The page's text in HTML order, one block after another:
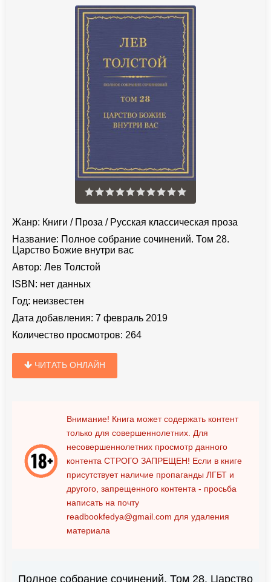
Жанр: Книги / Проза / Русская классическая проза
Название: Полное собрание сочинений. Том 28.
Царство Божие внутри вас
Автор: Лев Толстой
ISBN: нет данных
Год: неизвестен
Дата добавления: 7 февраль 2019
Количество просмотров: 264
ЧИТАТЬ ОНЛАЙН
Внимание! Книга может содержать контент
только для совершеннолетних. Для
несовершеннолетних просмотр данного
контента СТРОГО ЗАПРЕЩЕН! Если в книге
присутствует наличие пропаганды ЛГБТ и
другого, запрещенного контента - просьба
написать на почту
readbookfedya@gmail.com для удаления
материала
Полное собрание сочинений. Том 28. Царство